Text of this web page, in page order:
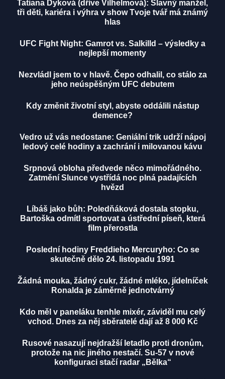
Tatiana Dyková (dříve Vilhelmová): Slavný manžel,
tři děti, kariéra i výhra v show Tvoje tvář má známý
hlas
UFC Fight Night: Gamrot vs. Salkilld – výsledky a
nejlepší momenty
Nezvládl jsem to v hlavě. Čepo odhalil, co stálo za
jeho neúspěšným UFC debutem
Kdy změnit životní styl, abyste oddálili nástup
demence?
Vedro už vás nedostane: Geniální trik udrží nápoj
ledový celé hodiny a zachrání i milovanou kávu
Srpnová obloha předvede něco mimořádného.
Zatmění Slunce vystřídá noc plná padajících
hvězd
Líbáš jako bůh: Poledňáková dostala stopku,
Bartoška odmítl sportovat a ústřední píseň, která
film přerostla
Poslední hodiny Freddieho Mercuryho: Co se
skutečně dělo 24. listopadu 1991
Žádná mouka, žádný cukr, žádné mléko, jídelníček
Ronalda je záměrně jednotvárný
Kdo měl v paneláku tenhle mixér, záviděl mu celý
vchod. Dnes za něj sběratelé dají až 8 000 Kč
Rusové nasazují nejdražší letadlo proti dronům,
protože na nic jiného nestačí. Su-57 v nové
konfiguraci stačí radar „Bělka“